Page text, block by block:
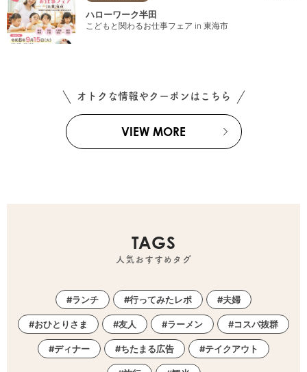
ハローワーク半田
こどもと関わるお仕事フェア in 東海市
オトクな情報やクーポンはこちら
VIEW MORE
TAGS
人気おすすめタグ
ランチ 行ってみたレポ 夫婦
おひとりさま 友人 ラーメン コスパ抜群
ディナー ちたまる広告 テイクアウト